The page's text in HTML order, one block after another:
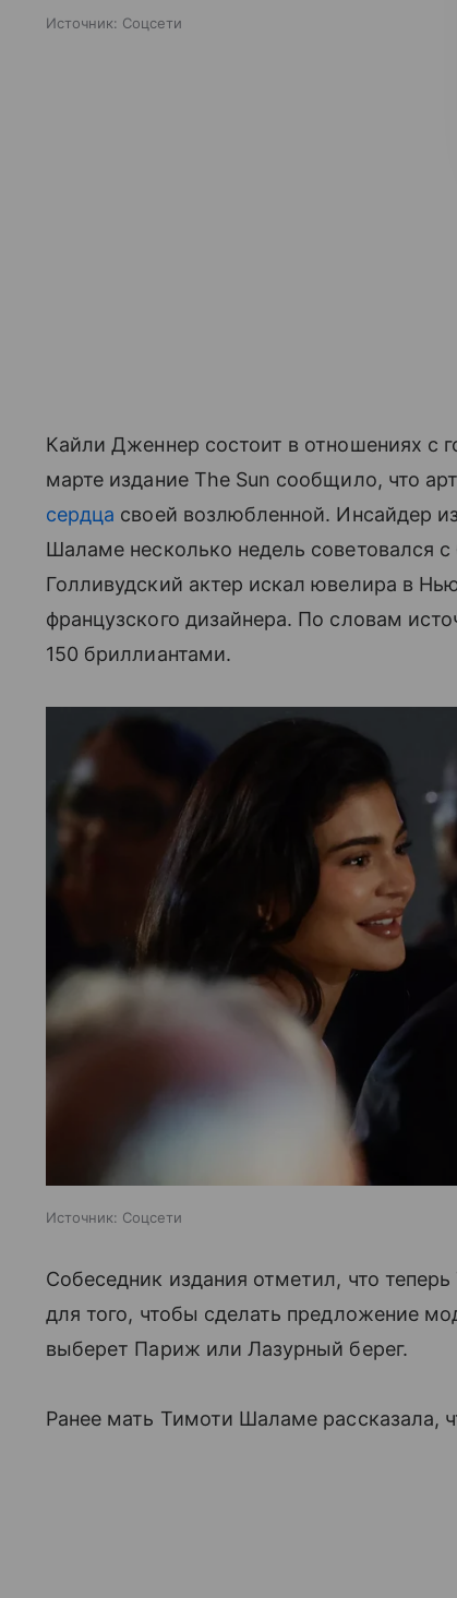
Источник: Соцсети
Кайли Дженнер состоит в отношениях с
марте издание The Sun сообщило, что
сердца своей возлюбленной. Инсайдер
Шаламе несколько недель советовался
Голливудский актер искал ювелира в
французского дизайнера. По словам
150 бриллиантами.
Источник: Соцсети
Собеседник издания отметил, что
для того, чтобы сделать предложение
выберет Париж или Лазурный берег.
Ранее мать Тимоти Шаламе рассказала,